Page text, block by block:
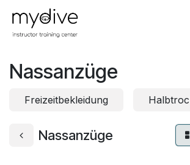
Zum Inhalt springen
Nassanzüge
Freizeitbekleidung
Nassanzüge